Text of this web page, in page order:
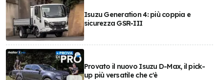
Isuzu Generation 4: più coppia e
sicurezza GSR-III
Provato il nuovo Isuzu D-Max, il pick-
up più versatile che c'è